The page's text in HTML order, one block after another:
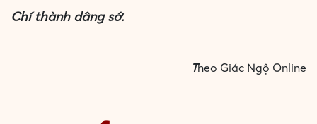
Chí thành dâng sớ.
Theo Giác Ngộ Online